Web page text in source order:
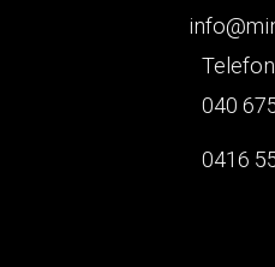
Telefon
040
0416